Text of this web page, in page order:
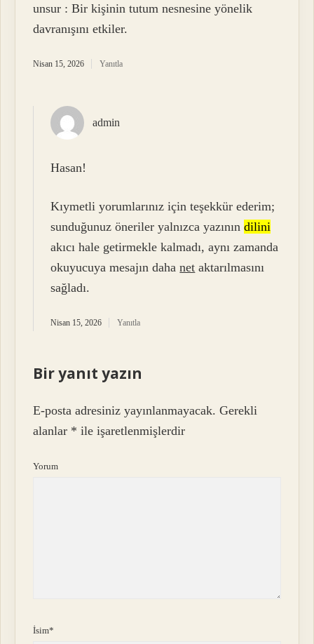
unsur : Bir kişinin tutum nesnesine yönelik
davranışını etkiler.
Nisan 15, 2026 Yanıtla
admin
Hasan!
Kıymetli yorumlarınız için teşekkür ederim;
sunduğunuz öneriler yalnızca yazınındilini
akıcı hale getirmekle kalmadı, aynı zamanda
okuyucuya mesajın dahanet aktarılmasını
sağladı.
Nisan 15, 2026 Yanıtla
Bir yanıt yazın
E-posta adresiniz yayınlanmayacak. Gerekli
alanlar * ile işaretlenmişlerdir
Yorum
İsim*